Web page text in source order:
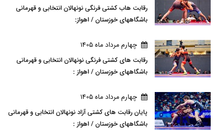
رقابت هاب کشتی فرنگی نونهالان انتخابی و قهرمانی
باشگاههای خوزستان / اهواز:
چهارم مرداد ماه 1405
رقابت های کشتی فرنگی نونهالان انتخابی و قهرمانی
باشگاههای خوزستان / اهواز :
چهارم مرداد ماه 1405
پایان رقابت های کشتی آزاد نونهالان انتخابی و قهرمانی
باشگاههای خوزستان / اهواز :